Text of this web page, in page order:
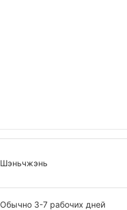
Шэньчжэнь
Обычно 3-7 рабочих дней